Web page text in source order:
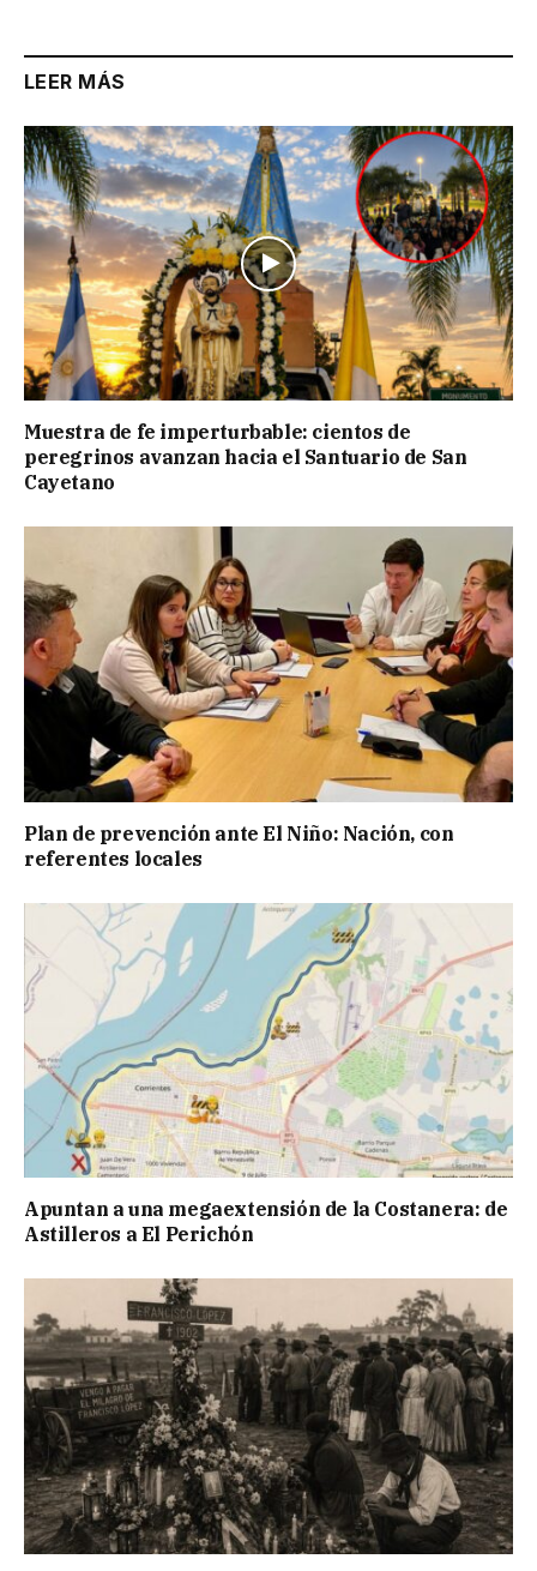
LEER MÁS
Muestra de fe imperturbable: cientos de
peregrinos avanzan hacia el Santuario de San
Cayetano
Plan de prevención ante El Niño: Nación, con
referentes locales
Apuntan a una megaextensión de la Costanera: de
Astilleros a El Perichón